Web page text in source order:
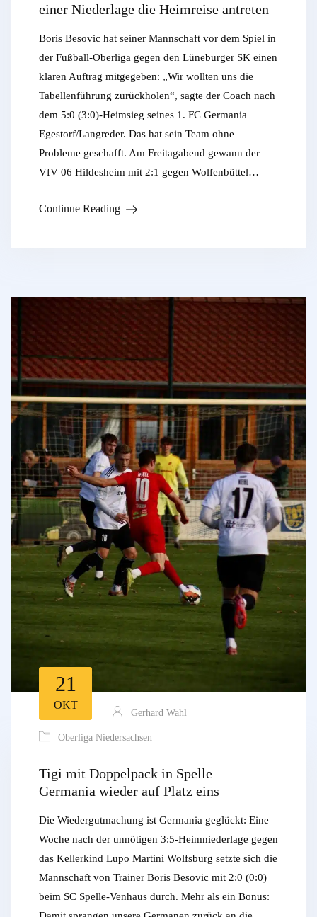
einer Niederlage die Heimreise antreten
Boris Besovic hat seiner Mannschaft vor dem Spiel in
der Fußball-Oberliga gegen den Lüneburger SK einen
klaren Auftrag mitgegeben: „Wir wollten uns die
Tabellenführung zurückholen“, sagte der Coach nach
dem 5:0 (3:0)-Heimsieg seines 1. FC Germania
Egestorf/Langreder. Das hat sein Team ohne
Probleme geschafft. Am Freitagabend gewann der
VfV 06 Hildesheim mit 2:1 gegen Wolfenbüttel…
Continue Reading
21
OKT
Gerhard Wahl
Oberliga Niedersachsen
Tigi mit Doppelpack in Spelle –
Germania wieder auf Platz eins
Die Wiedergutmachung ist Germania geglückt: Eine
Woche nach der unnötigen 3:5-Heimniederlage gegen
das Kellerkind Lupo Martini Wolfsburg setzte sich die
Mannschaft von Trainer Boris Besovic mit 2:0 (0:0)
beim SC Spelle-Venhaus durch. Mehr als ein Bonus: